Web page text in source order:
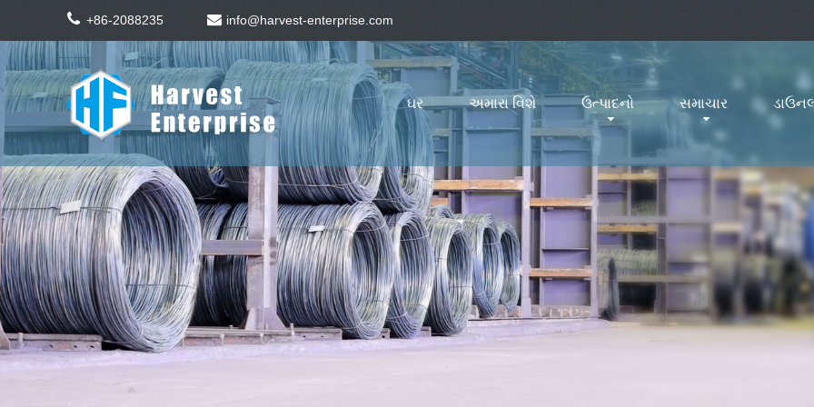
+86-2088235 info@harvest-enterprise.com
ઘર અમારા વિશે ઉત્પાદનો સમાચાર